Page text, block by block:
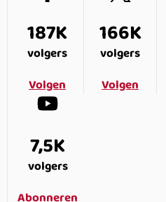
187K
volgers
Volgen
166K
volgers
Volgen
7,5K
volgers